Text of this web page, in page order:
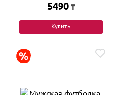
5490 ₸
Купить